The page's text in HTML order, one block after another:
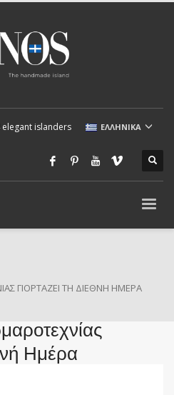
elegant islanders ΕΛΛΗΝΙΚΆ
ΓΙΟΡΤΆΖΕΙ ΤΗ ΔΙΕΘΝΉ ΗΜΈΡΑ
Ημέρα